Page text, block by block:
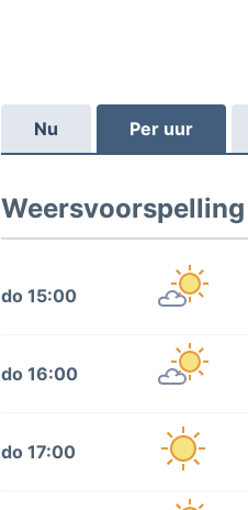
Nu Per uur
do 15:00
do 16:00
do 17:00